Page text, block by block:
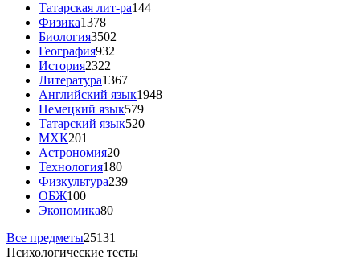
Татарская лит-ра144
Физика1378
Биология3502
География932
История2322
Литература1367
Английский язык1948
Немецкий язык579
Татарский язык520
МХК201
Астрономия20
Технология180
Физкультура239
ОБЖ100
Экономика80
Все предметы25131
Психологические тесты